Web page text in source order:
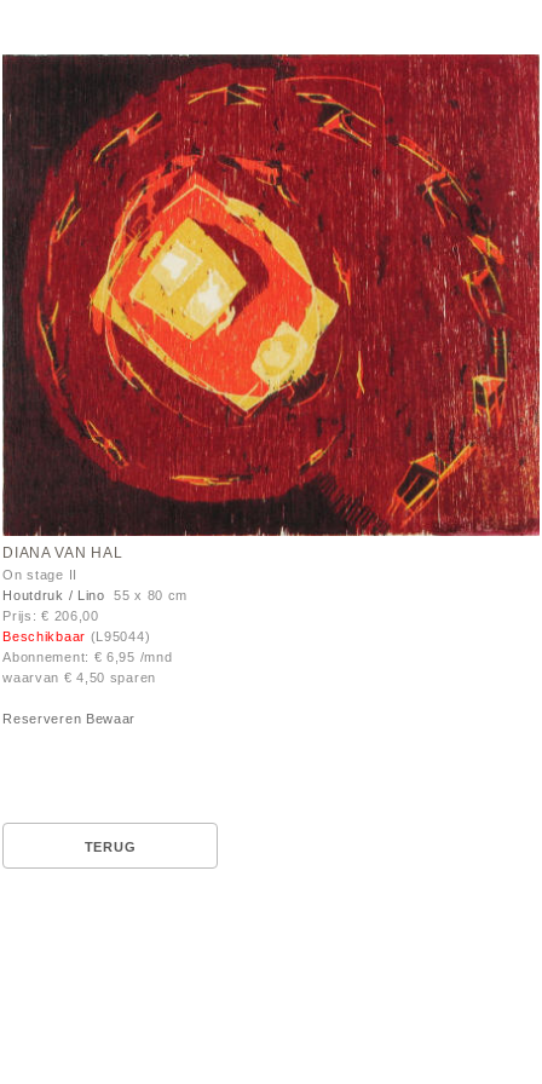
DIANA VAN HAL
On stage II
Houtdruk / Lino 55 x 80 cm
Prijs: € 206,00
Beschikbaar (L95044)
Abonnement: € 6,95 /mnd
waarvan € 4,50 sparen
Reserveren Bewaar
TERUG